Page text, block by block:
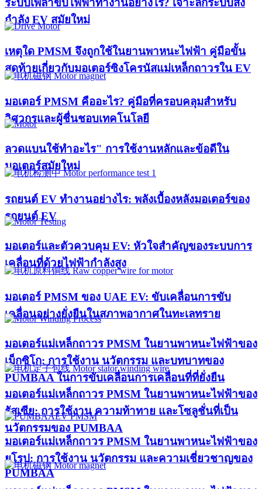
กำลัง EV สมัยใหม่
เหตุใด PMSM จึงถูกใช้ในยานพาหนะไฟฟ้า คู่มือขั้น
สุดท้ายเกี่ยวกับมอเตอร์ซิงโครนัสแม่เหล็กถาวรใน EV
มอเตอร์ PMSM คืออะไร? คู่มือที่ครอบคลุมสำหรับ
วิศวกรและผู้ชื่นชอบเทคโนโลยี
ลวดแบนใช้ทำอะไร" การใช้งานหลักและข้อดีใน
มอเตอร์สมัยใหม่
รถยนต์ EV ทำงานอย่างไร: พลังเบื้องหลังมอเตอร์ของ
รถยนต์ EV
มอเตอร์และตัวควบคุม EV: หัวใจสำคัญของระบบการ
เคลื่อนที่ด้วยไฟฟ้ากำลังสูง
มอเตอร์ PMSM ของ UAE EV: ขับเคลื่อนการขับ
เคลื่อนอย่างยั่งยืนในสภาพอากาศในทะเลทราย
มอเตอร์แม่เหล็กถาวร PMSM ในยานพาหนะไฟฟ้าของ
เม็กซิโก: การใช้งาน นวัตกรรม และบทบาทของ
PUMBAA ในการขับเคลื่อนการเคลื่อนที่ที่ยั่งยืน
มอเตอร์แม่เหล็กถาวร PMSM ในยานพาหนะไฟฟ้าของ
รัสเซีย: การใช้งาน ความท้าทาย และโซลูชั่นที่เป็น
นวัตกรรมของ PUMBAA
มอเตอร์แม่เหล็กถาวร PMSM ในยานพาหนะไฟฟ้าของ
ยุโรป: การใช้งาน นวัตกรรม และความเชี่ยวชาญของ
PUMBAA